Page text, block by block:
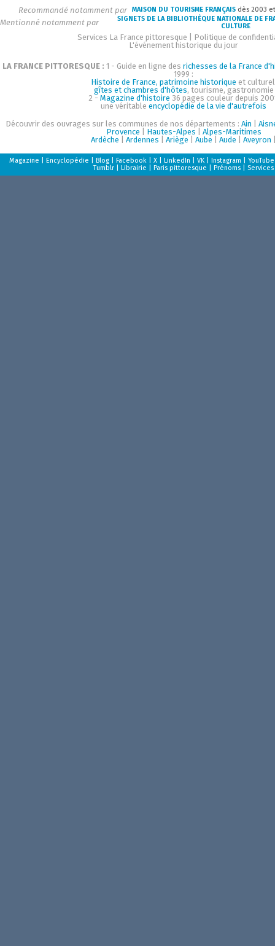
Recommandé notamment par MAISON DU TOURISME FRANÇAIS dès 2003
Mentionné notamment par
SIGNETS DE LA BIBLIOTHÈQUE NATIONALE DE
CULTURE
Services La France pittoresque
Politique de
L'événement historique du jour
LA FRANCE PITTORESQUE : 1 - Guide en ligne des richesses de la France
1999 :
Histoire de France, patrimoine historique et
gîtes et chambres d'hôtes, tourisme, gastronomie
2 - Magazine d'histoire 36 pages couleur depuis
une véritableencyclopédie de la vie d'autrefois
Découvrir des ouvrages sur les communes de nos départements :Ain |
Provence
Hautes-Alpes
Alpes-Maritimes
Ardèche |Ardennes |Ariège |Aube |Aude |Aveyron
Magazine |Encyclopédie |Blog |Facebook |X |LinkedIn |VK |Instagram |YouTube
Tumblr |Librairie |Paris pittoresque |Prénoms Services